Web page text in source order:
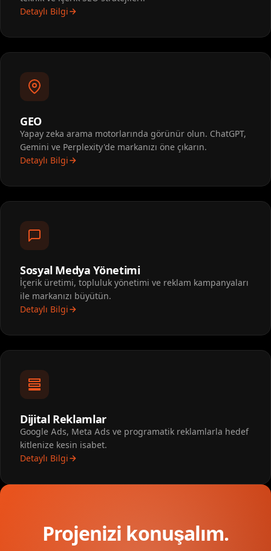
Detaylı Bilgi
GEO
Yapay zeka arama motorlarında görünür olun. ChatGPT,
Gemini ve Perplexity'de markanızı öne çıkarın.
Detaylı Bilgi
Sosyal Medya Yönetimi
İçerik üretimi, topluluk yönetimi ve reklam kampanyaları
ile markanızı büyütün.
Detaylı Bilgi
Dijital Reklamlar
Google Ads, Meta Ads ve programatik reklamlarla hedef
kitlenize kesin isabet.
Detaylı Bilgi
Projenizi konuşalım.